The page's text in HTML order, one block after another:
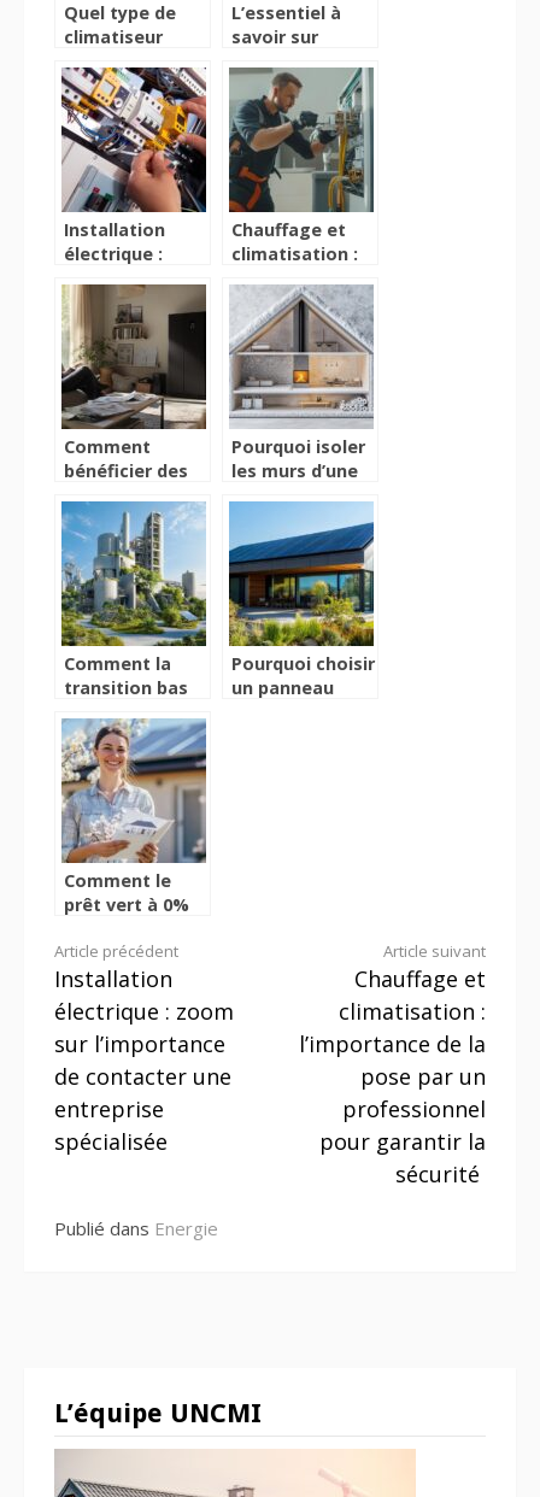
Quel type de
climatiseur
L’essentiel à
savoir sur
énergétique
Installation
électrique :
l’importance de
contacter une
entreprise
spécialisée
Chauffage et
climatisation :
la pose par un
professionnel
pour garantir la
sécurité
Comment
bénéficier des
l’installation de
systèmes de
chauffage à
Buchelay
Pourquoi isoler
les murs d’une
traditionnelle ?
Combat contre
les ponts
thermiques
Comment la
transition bas
transforme
l’industrie
cimentière pour
un avenir
durable
Pourquoi choisir
un panneau
Comment le
prêt vert à 0%
à financer vos
travaux de
rénovation
énergétique ?
Lire
la
suite
Article précédent
Installation
électrique : zoom
sur l’importance
de contacter une
entreprise
spécialisée
Article suivant
Chauffage et
climatisation :
l’importance de la
pose par un
professionnel
pour garantir la
sécurité
Publié dans Energie
L’équipe UNCMI